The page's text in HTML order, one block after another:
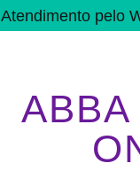
Atendimento pelo